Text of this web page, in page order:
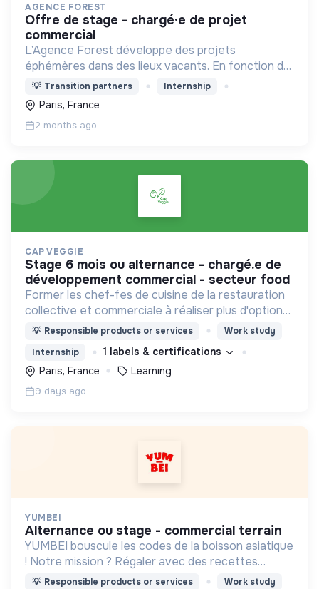
AGENCE FOREST
offre de stage - chargé·e de projet
commercial
L’Agence Forest développe des projets
éphémères dans des lieux vacants. En fonction du
contexte, elle élabore des programmations
diversifiées : événementiel, activités à impact,
accueil du public...
💡 Transition partners Internship
Paris, France
2 months ago
CAP VEGGIE
stage 6 mois ou alternance - chargé.e de
développement commercial - secteur food
Former les chef-fes de cuisine de la restauration
collective et commerciale à réaliser plus d'options
végétariennes et végan.
💡 Responsible products or services
Work study
Internship
1 labels & certifications
Paris, France
Learning
9 days ago
YUMBEI
alternance ou stage - commercial terrain
YUMBEI bouscule les codes de la boisson asiatique
! Notre mission ? Régaler avec des recettes
innovantes, plus saines et responsables.
💡 Responsible products or services
Work study